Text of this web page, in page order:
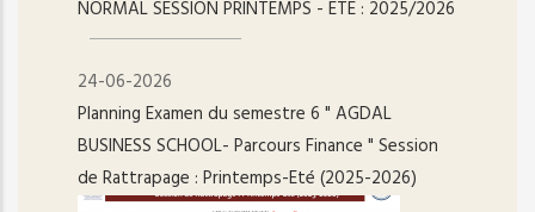
NORMAL SESSION PRINTEMPS - ETE : 2025/2026
24-06-2026
Planning Examen du semestre 6 " AGDAL
BUSINESS SCHOOL- Parcours Finance " Session
de Rattrapage : Printemps-Eté (2025-2026)